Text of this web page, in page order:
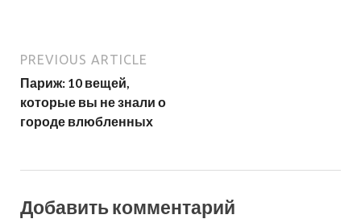
PREVIOUS ARTICLE
Париж: 10 вещей,
которые вы не знали о
городе влюбленных
Добавить комментарий